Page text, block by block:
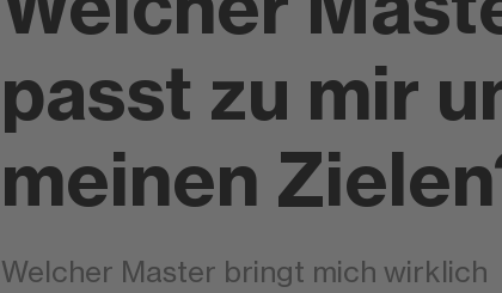
passt zu mir
meinen
Welcher Master bringt mich wirklich